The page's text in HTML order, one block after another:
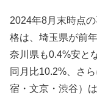
2024年8月末時点
格は、埼玉県が前
奈川県も0.4%安と
同月比10.2%、さ
宿・文京・渋谷）